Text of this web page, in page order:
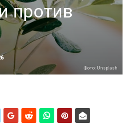
против
Фото: Unsplash